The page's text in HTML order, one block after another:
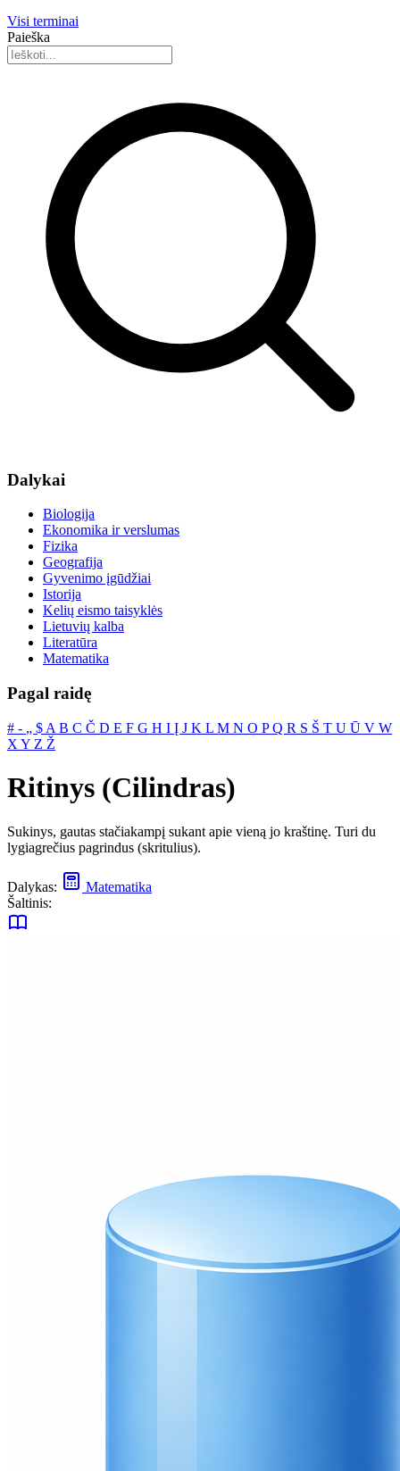
Visi terminai
Paieška
Dalykai
Biologija
Ekonomika ir verslumas
Fizika
Geografija
Gyvenimo įgūdžiai
Istorija
Kelių eismo taisyklės
Lietuvių kalba
Literatūra
Matematika
Pagal raidę
# ‐ „ $ A B C Č D E F G H I Į J K L M N O PQ R S Š T U Ū V W
X Y Z Ž
Ritinys (Cilindras)
Sukinys, gautas stačiakampį sukant apie vieną jo kraštinę. Turi du
lygiagrečius pagrindus (skritulius).
Dalykas:
Matematika
Šaltinis: